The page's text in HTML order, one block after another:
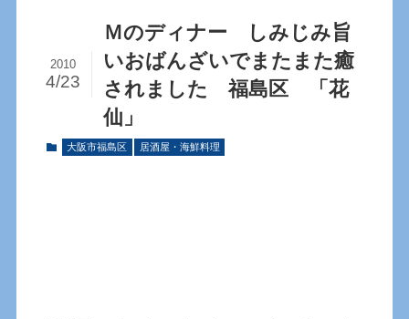
Ｍのディナー しみじみ旨
いおばんざいでまたまた癒
されました 福島区 「花
仙」
2010
4/23
大阪市福島区 居酒屋・海鮮料理